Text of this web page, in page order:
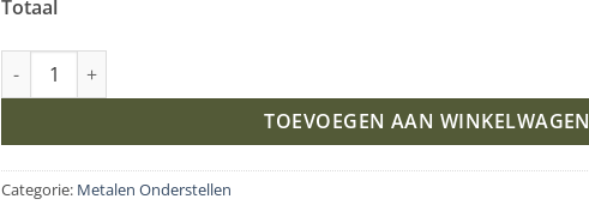
Totaal
Stalen schuine poten aantal
TOEVOEGEN AAN WINKELWAGEN
Categorie: Metalen Onderstellen